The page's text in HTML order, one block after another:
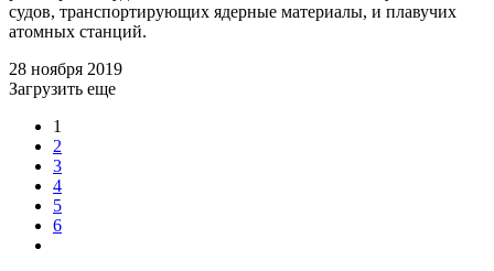
судов, транспортирующих ядерные материалы, и плавучих
атомных станций.
28 ноября 2019
Загрузить еще
1
2
3
4
5
6